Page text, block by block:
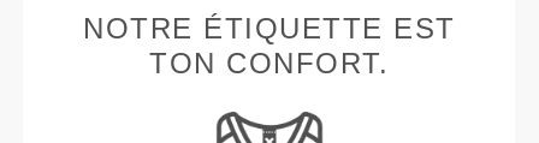
NOTRE ÉTIQUETTE EST
TON CONFORT.